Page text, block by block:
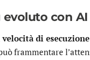
con
velocità di esecuzione
frammentare